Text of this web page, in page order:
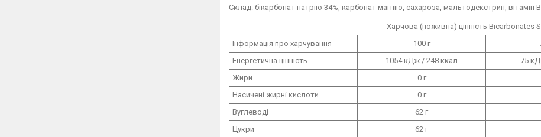
Склад: бікарбонат натрію 34%, карбонат магнію, сахароза, мальтодекстрин, вітамін
Харчова (поживна) цінність Bicarbonates
Інформація про харчування
100 г
Енергетична цінність
1054 кДж / 248 ккал 75
Жири
0 г
Насичені жирні кислоти
0 г
Вуглеводі
62 г
Цукри
62 г